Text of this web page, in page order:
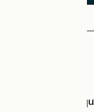
Accueil Vélo